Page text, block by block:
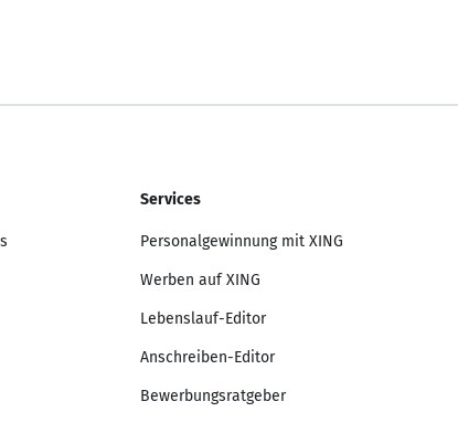
Services
Personalgewinnung mit XING
Werben auf XING
Lebenslauf-Editor
Anschreiben-Editor
Bewerbungsratgeber